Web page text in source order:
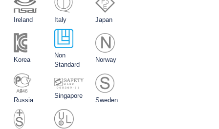
Ireland Italy Japan
Korea
Non
Standard
Norway
Russia
Singapore
Sweden